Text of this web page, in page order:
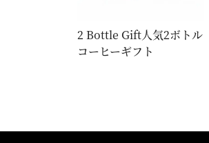
2 Bottle Gift人気2ボトル
コーヒーギフト